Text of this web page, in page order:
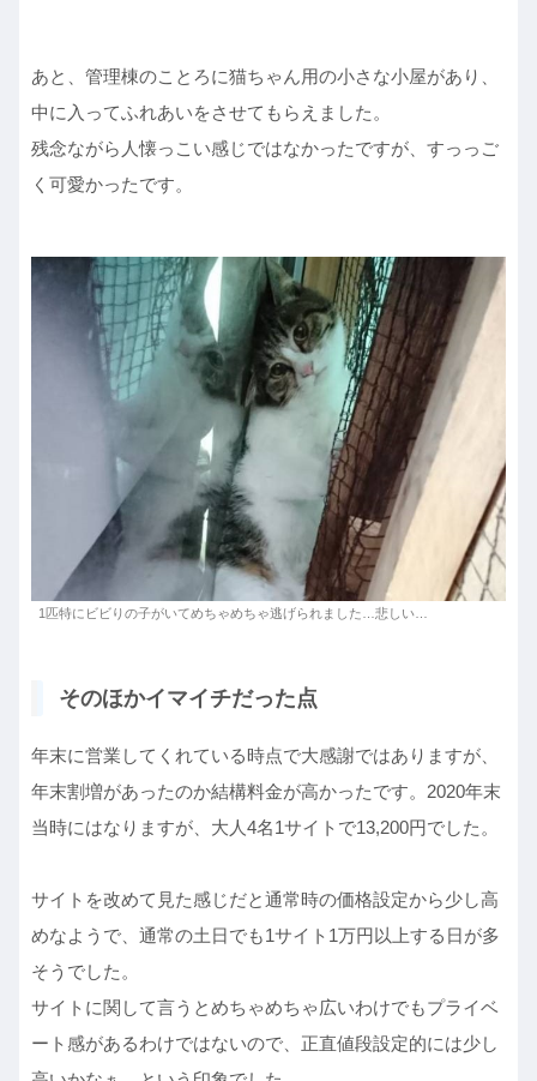
あと、管理棟のことろに猫ちゃん用の小さな小屋があり、
中に入ってふれあいをさせてもらえました。
残念ながら人懐っこい感じではなかったですが、すっっご
く可愛かったです。
1匹特にビビりの子がいてめちゃめちゃ逃げられました…悲しい…
そのほかイマイチだった点
年末に営業してくれている時点で大感謝ではありますが、
年末割増があったのか結構料金が高かったです。2020年末
当時にはなりますが、大人4名1サイトで13,200円でした。
サイトを改めて見た感じだと通常時の価格設定から少し高
めなようで、通常の土日でも1サイト1万円以上する日が多
そうでした。
サイトに関して言うとめちゃめちゃ広いわけでもプライベ
ート感があるわけではないので、正直値段設定的には少し